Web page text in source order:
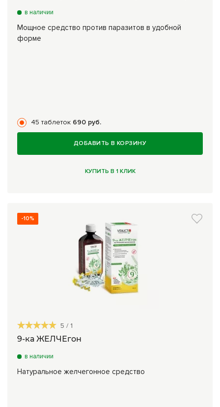
в наличии
Мощное средство против паразитов в удобной
форме
45 таблеток 690 руб.
ДОБАВИТЬ В КОРЗИНУ
КУПИТЬ В 1 КЛИК
-10%
5 / 1
9-ка ЖЕЛЧЕгон
в наличии
Натуральное желчегонное средство